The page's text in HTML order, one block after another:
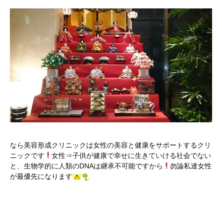
なら美容形成クリニックは女性の美容と健康をサポートするクリ
ニックです
女性⇒子供が健康で幸せに生きていける社会でない
と、生物学的に人類のDNAは継承不可能ですから
勿論私達女性
が最優先になります